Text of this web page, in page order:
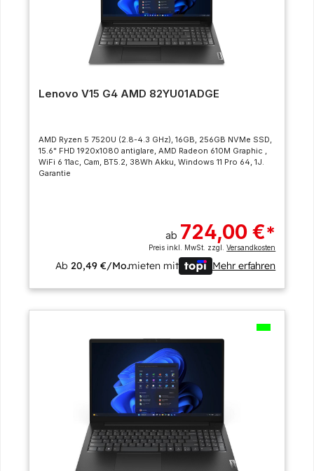
Lenovo V15 G4 AMD 82YU01ADGE
AMD Ryzen 5 7520U (2.8-4.3 GHz), 16GB, 256GB NVMe SSD,
15.6" FHD 1920x1080 antiglare, AMD Radeon 610M Graphic ,
WiFi 6 11ac, Cam, BT5.2, 38Wh Akku, Windows 11 Pro 64, 1J.
Garantie
ab 724,00 €*
Preis inkl. MwSt. zzgl.Versandkosten
Ab20,49 €/Mo.mieten mit Mehr erfahren